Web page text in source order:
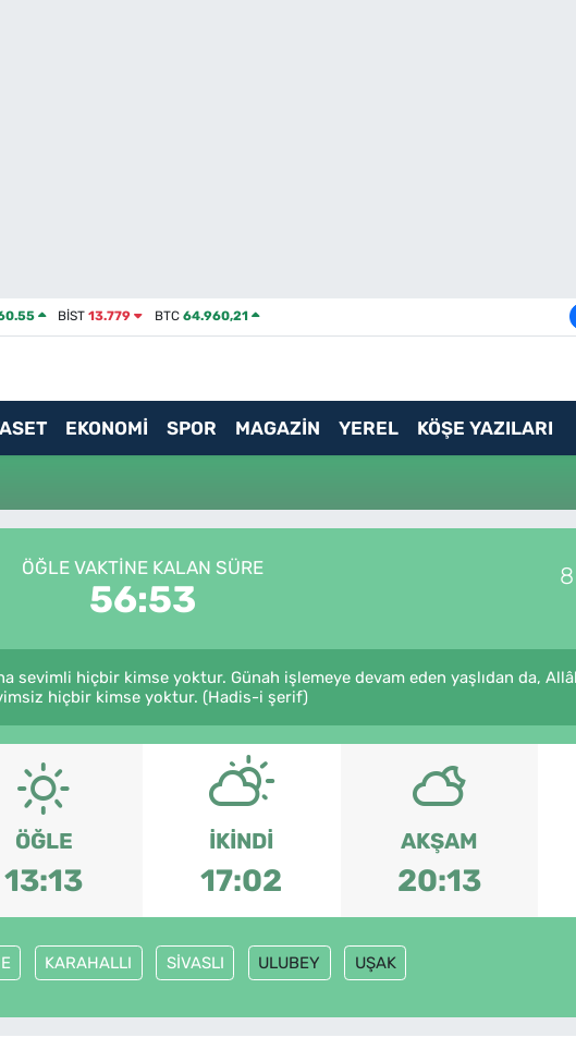
BİST13.779 BTC 64.960,21
EKONOMİ SPOR MAGAZİN YEREL KÖŞE YAZILARI
ÖĞLE VAKTINE KALAN SÜRE
56:53
sevimli hiçbir kimse yoktur. Günah işlemeye devam eden yaşlıdan da,
hiçbir kimse yoktur. (Hadis-i şerif)
ÖĞLE
13:13
İKINDI
17:02
AKŞAM
20:13
KARAHALLI SİVASLI ULUBEY UŞAK